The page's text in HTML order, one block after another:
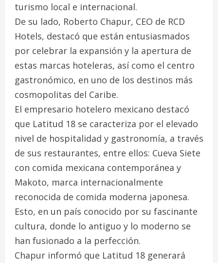
turismo local e internacional.
De su lado, Roberto Chapur, CEO de RCD
Hotels, destacó que están entusiasmados
por celebrar la expansión y la apertura de
estas marcas hoteleras, así como el centro
gastronómico, en uno de los destinos más
cosmopolitas del Caribe.
El empresario hotelero mexicano destacó
que Latitud 18 se caracteriza por el elevado
nivel de hospitalidad y gastronomía, a través
de sus restaurantes, entre ellos: Cueva Siete
con comida mexicana contemporánea y
Makoto, marca internacionalmente
reconocida de comida moderna japonesa.
Esto, en un país conocido por su fascinante
cultura, donde lo antiguo y lo moderno se
han fusionado a la perfección.
Chapur informó que Latitud 18 generará